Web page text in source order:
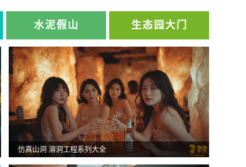
水泥假山 生态园大门
仿真山洞 溶洞工程系列大全